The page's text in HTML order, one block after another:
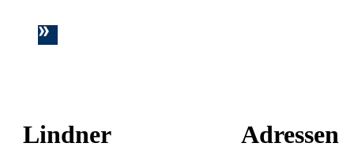
Lindner Adressen